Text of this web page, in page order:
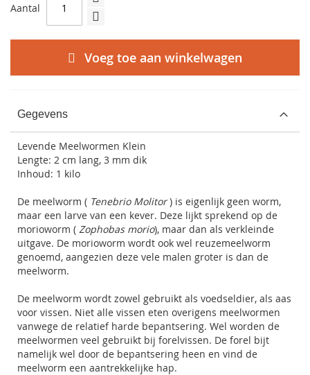
Aantal
Voeg toe aan winkelwagen
Gegevens
Levende Meelwormen Klein
Lengte: 2 cm lang, 3 mm dik
Inhoud: 1 kilo
De meelworm ( Tenebrio Molitor) is eigenlijk geen worm,
maar een larve van een kever. Deze lijkt sprekend op de
morioworm ( Zophobas morio), maar dan als verkleinde
uitgave. De morioworm wordt ook wel reuzemeelworm
genoemd, aangezien deze vele malen groter is dan de
meelworm.
De meelworm wordt zowel gebruikt als voedseldier, als aas
voor vissen. Niet alle vissen eten overigens meelwormen
vanwege de relatief harde bepantsering. Wel worden de
meelwormen veel gebruikt bij forelvissen. De forel bijt
namelijk wel door de bepantsering heen en vind de
meelworm een aantrekkelijke hap.